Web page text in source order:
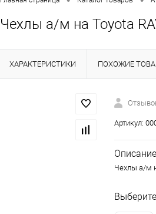
Чехлы а/м на Toyota
ХАРАКТЕРИСТИКИ ПОХОЖИЕ
Артикул:
Чехлы а/м